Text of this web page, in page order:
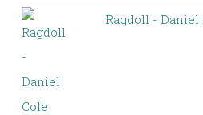
Ragdoll - Daniel